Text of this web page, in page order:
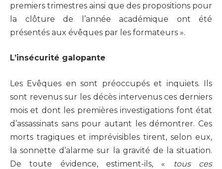
premiers trimestres ainsi que des propositions pour
la clôture de l’année académique ont été
présentés aux évêques par les formateurs ».
L’insécurité galopante
Les Evêques en sont préoccupés et inquiets. Ils
sont revenus sur les décès intervenus ces derniers
mois et dont les premières investigations font état
d’assassinats sans pour autant les démontrer. Ces
morts tragiques et imprévisibles tirent, selon eux,
la sonnette d’alarme sur la gravité de la situation.
De toute évidence, estiment-ils, «
tous ces